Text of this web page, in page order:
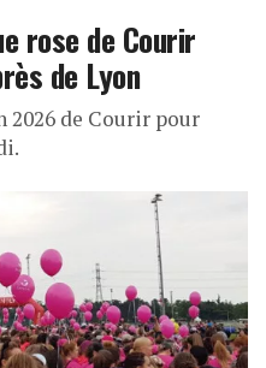
rose de Courir
de Lyon
2026 de Courir pour